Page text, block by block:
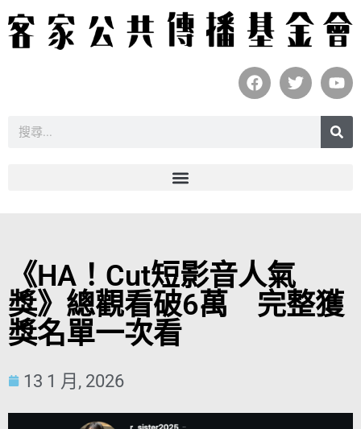
《HA！Cut短影音人氣
獎》總觀看破6萬 完整獲
獎名單一次看
13 1 月, 2026